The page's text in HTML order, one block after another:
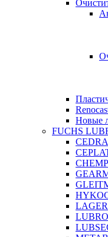
Новые
FUCHS